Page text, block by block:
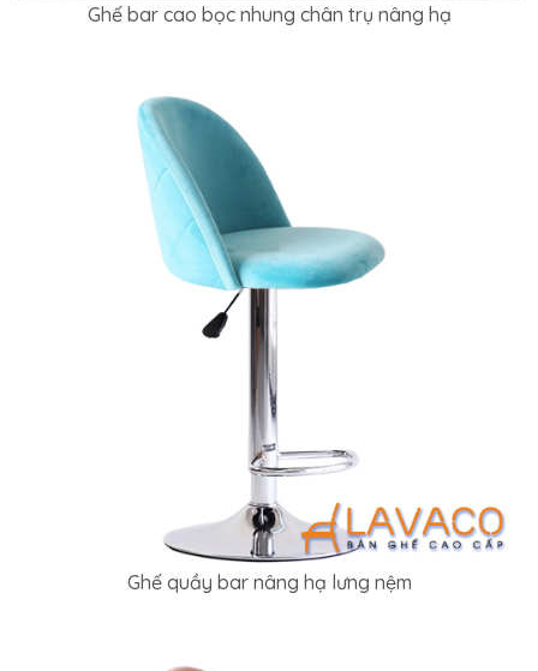
Ghế bar cao bọc nhung chân trụ nâng hạ
Ghế quầy bar nâng hạ lưng nệm